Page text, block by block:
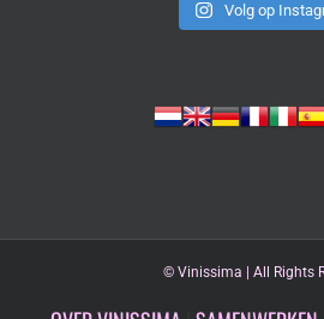
Volg op
© Vinissima | All Rights